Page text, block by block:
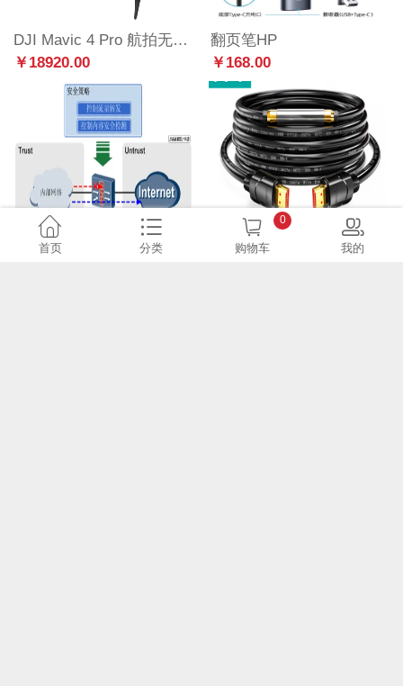
DJI Mavic 4 Pro 航拍无人机
￥18920.00
翻页笔HP
￥168.00
防火墙安全包
25米HDMI
首页 分类 购物车
0
我的